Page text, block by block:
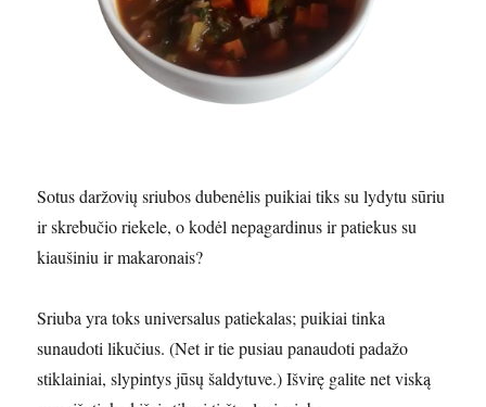
Sotus daržovių sriubos dubenėlis puikiai tiks su lydytu sūriu
ir skrebučio riekele, o kodėl nepagardinus ir patiekus su
kiaušiniu ir makaronais?
Sriuba yra toks universalus patiekalas; puikiai tinka
sunaudoti likučius. (Net ir tie pusiau panaudoti padažo
stiklainiai, slypintys jūsų šaldytuve.) Išvirę galite net viską